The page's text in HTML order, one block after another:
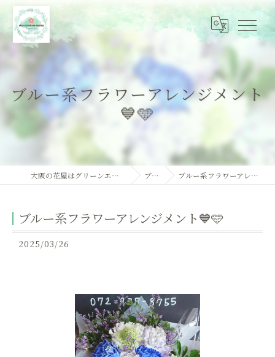
ブルー系フラワーアレンジメント
💙🩵
大阪の花屋はグリーンエポック・オオハシ ブログ ブルー系フラワーアレンジメント💙🩵
ブルー系フラワーアレンジメント💙🩵
2025/03/26